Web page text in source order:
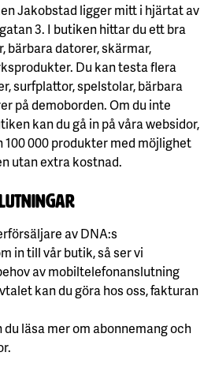
Jakobstad ligger mitt i hjärtat av
3. I butiken hittar du ett bra
bärbara datorer, skärmar,
Du kan testa flera
surfplattor, spelstolar, bärbara
på demoborden. Om du inte
kan du gå in på våra websidor,
100 000 produkter med möjlighet
utan extra kostnad.
av DNA:s
in till vår butik, så ser vi
av mobiltelefonanslutning
kan du göra hos oss, fakturan
du läsa mer om abonnemang och